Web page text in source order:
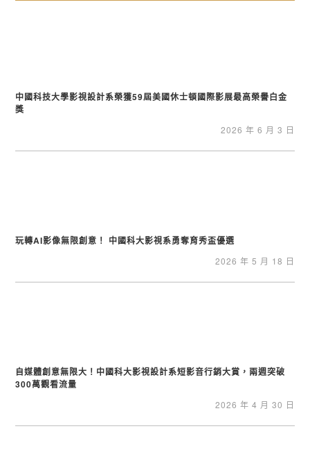
中國科技大學影視設計系榮獲59屆美國休士頓國際影展最高榮譽白金
獎
2026 年 6 月 3 日
玩轉AI影像無限創意！ 中國科大影視系勇奪育秀盃優選
2026 年 5 月 18 日
自媒體創意無限大！中國科大影視設計系短影音行銷大賞，兩週突破
300萬觀看流量
2026 年 4 月 30 日